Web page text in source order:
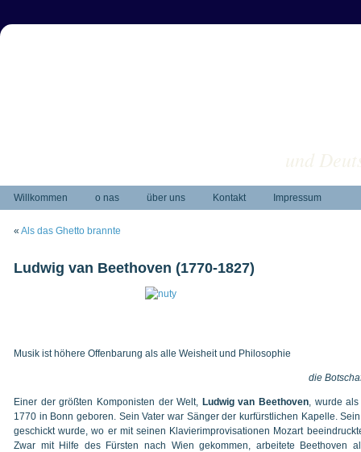
und
Willkommen o nas über uns Kontakt Impressum
« Als das Ghetto brannte
Ludwig van Beethoven (1770-1827)
Musik ist höhere Offenbarung als alle Weisheit und Philosophie
die
Einer der größten Komponisten der Welt, Ludwig van Beethoven, wurde
1770 in Bonn geboren. Sein Vater war Sänger der kurfürstlichen Kapelle.
geschickt wurde, wo er mit seinen Klavierimprovisationen Mozart
Zwar mit Hilfe des Fürsten nach Wien gekommen, arbeitete Beethoven